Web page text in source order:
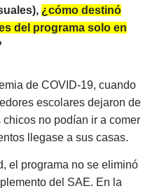
¿cómo destinó
del programa solo en
de COVID-19, cuando
escolares dejaron de
no podían ir a comer
llegase a sus casas.
el programa no se eliminó
del SAE. En la